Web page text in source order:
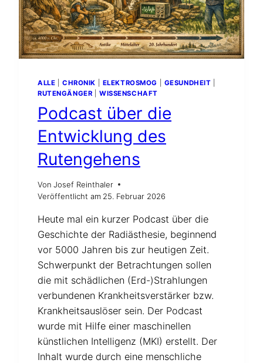
ALLE CHRONIK ELEKTROSMOG GESUNDHEIT
RUTENGÄNGER
WISSENSCHAFT
Podcast über die
Entwicklung des
Rutengehens
Von Josef Reinthaler
Veröffentlicht am 25. Februar 2026
Heute mal ein kurzer Podcast über die
Geschichte der Radiästhesie, beginnend
vor 5000 Jahren bis zur heutigen Zeit.
Schwerpunkt der Betrachtungen sollen
die mit schädlichen (Erd-)Strahlungen
verbundenen Krankheitsverstärker bzw.
Krankheitsauslöser sein. Der Podcast
wurde mit Hilfe einer maschinellen
künstlichen Intelligenz (MKI) erstellt. Der
Inhalt wurde durch eine menschliche